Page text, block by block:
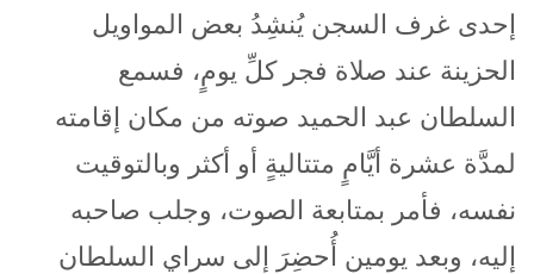
إحدى غرف السجن يُنشِدُ بعض المواويل
الحزينة عند صلاة فجر كلِّ يومٍ، فسمع
السلطان عبد الحميد صوته من مكان إقامته
لمدَّة عشرة أيَّامٍ متتاليةٍ أو أكثر وبالتوقيت
نفسه، فأمر بمتابعة الصوت، وجلب صاحبه
إليه، وبعد يومين أُحضِرَ إلى سراي السلطان